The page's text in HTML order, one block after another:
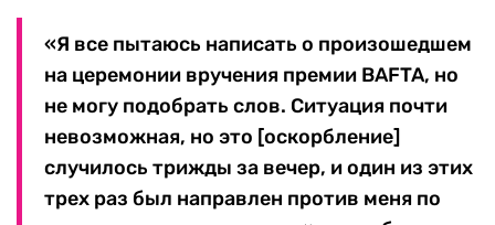
«Я все пытаюсь написать о произошедшем
на церемонии вручения премии BAFTA, но
не могу подобрать слов. Ситуация почти
невозможная, но это [оскорбление]
случилось трижды за вечер, и один из этих
трех раз был направлен против меня по